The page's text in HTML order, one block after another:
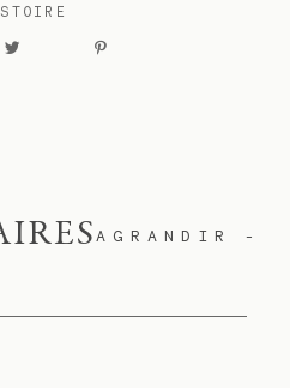
AGRANDIR -